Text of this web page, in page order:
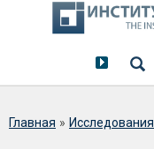
Вы здесь
Главная » Исследования